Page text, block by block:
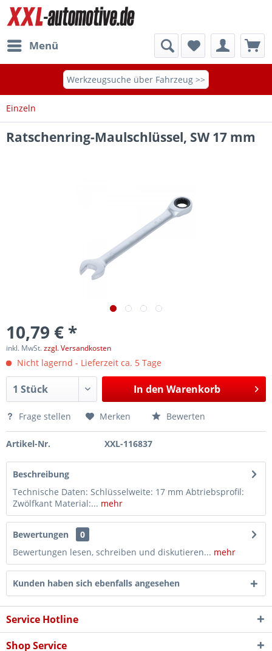
Menü
Werkzeugsuche über Fahrzeug >>
Einzeln
Ratschenring-Maulschlüssel, SW 17 mm
10,79 € *
inkl. MwSt.zzgl. Versandkosten
Nicht lagernd - Lieferzeit ca. 5 Tage
In den Warenkorb
Frage stellen Merken Bewerten
Artikel-Nr. XXL-116837
Beschreibung
Technische Daten: Schlüsselweite: 17 mm Abtriebsprofil:
Zwölfkant Material:... mehr
Bewertungen
0
Bewertungen lesen, schreiben und diskutieren... mehr
Kunden haben sich ebenfalls angesehen
Service Hotline
Shop Service